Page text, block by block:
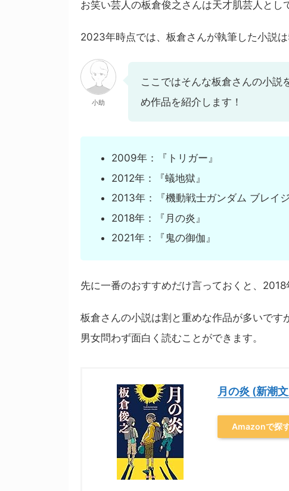
お笑い芸人の板倉俊之さんは天才肌芸人とし
2023年時点では、板倉さんが執筆した小説は
小助
ここではそんな板倉さんの小説
め作品を紹介します！
2009年：『トリガー』
2012年：『蟻地獄』
2013年：『機動戦士ガンダム ブレイ
2018年：『月の炎』
2021年：『鬼の御伽』
先に一番のおすすめだけ言っておくと、2018
板倉さんの小説は割と重めな作品が多いです
男女問わず面白く読むことができます。
月の炎 (新潮
Amazonで探